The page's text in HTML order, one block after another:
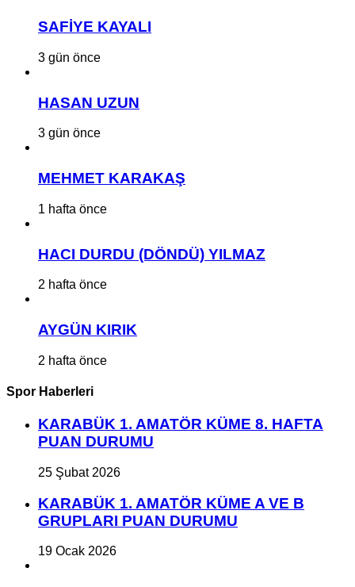
SAFİYE KAYALI
3 gün önce
HASAN UZUN
3 gün önce
MEHMET KARAKAŞ
1 hafta önce
HACI DURDU (DÖNDÜ) YILMAZ
2 hafta önce
AYGÜN KIRIK
2 hafta önce
Spor Haberleri
KARABÜK 1. AMATÖR KÜME 8. HAFTA
PUAN DURUMU
25 Şubat 2026
KARABÜK 1. AMATÖR KÜME A VE B
GRUPLARI PUAN DURUMU
19 Ocak 2026